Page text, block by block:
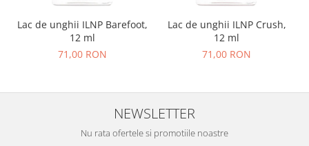
Lac de unghii ILNP Barefoot,
12 ml
71,00 RON
Lac de unghii ILNP Crush,
12 ml
71,00 RON
NEWSLETTER
Nu rata ofertele si promotiile noastre